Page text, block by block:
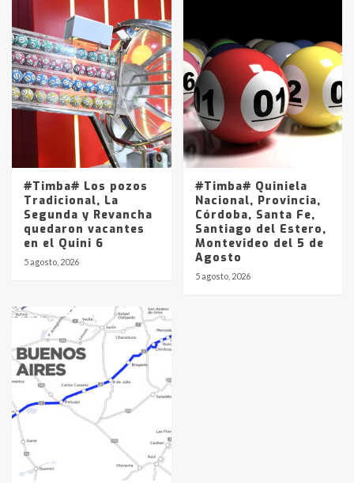
#Timba# Los pozos
Tradicional, La
Segunda y Revancha
quedaron vacantes
en el Quini 6
5 agosto, 2026
#Timba# Quiniela
Nacional, Provincia,
Córdoba, Santa Fe,
Santiago del Estero,
Montevideo del 5 de
Agosto
5 agosto, 2026